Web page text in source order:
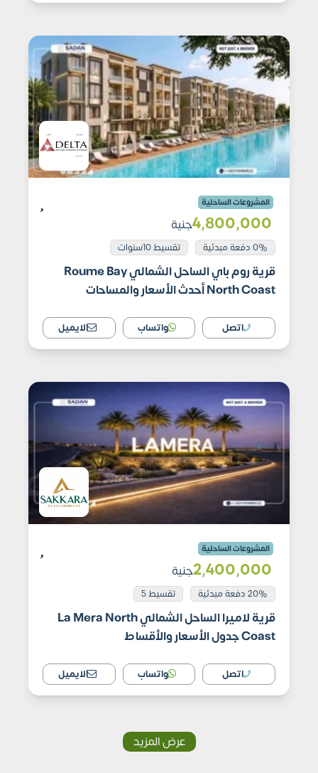
المشروعات الساحلية
4٬800٬000جنية
0% دفعة مبدئية تقسيط 10سنوات
قرية روم باي الساحل الشمالي Roume Bay
North Coast أحدث الأسعار والمساحات
اتصل واتساب الايميل
المشروعات الساحلية
2٬400٬000جنية
20% دفعة مبدئية تقسيط 5
قرية لاميرا الساحل الشمالي La Mera North
Coast جدول الأسعار والأقساط
اتصل واتساب الايميل
عرض المزيد